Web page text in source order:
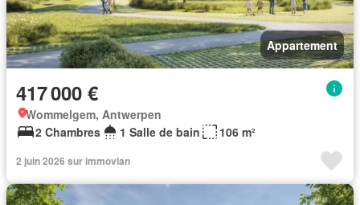
Appartement
417 000 €
Wommelgem, Antwerpen
2 Chambres
1 Salle de bain 106 m²
2 juin 2026 sur immovlan